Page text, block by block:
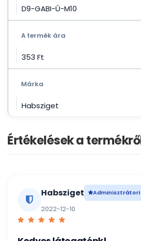
D9-GABI-Ú-M10
A termék ára
353 Ft‎
Márka
Habsziget
Értékelések a
Habsziget
2022-12-10